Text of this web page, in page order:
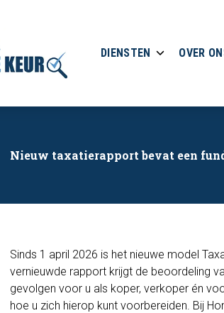
DIENSTEN OVER
Nieuw taxatierapport bevat een
Sinds 1 april 2026 is het nieuwe model
vernieuwde rapport krijgt de beoordeling
gevolgen voor u als koper, verkoper én
hoe u zich hierop kunt voorbereiden. Bij